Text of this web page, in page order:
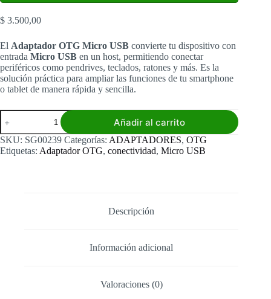
$ 3.500,00
El Adaptador OTG Micro USB convierte tu dispositivo con
entrada Micro USB en un host, permitiendo conectar
periféricos como pendrives, teclados, ratones y más. Es la
solución práctica para ampliar las funciones de tu smartphone
o tablet de manera rápida y sencilla.
Adaptador
OTG
Micro
USB
cantidad
Añadir al carrito
SKU: SG00239 Categorías: ADAPTADORES, OTG
Etiquetas: Adaptador OTG, conectividad, Micro USB
Descripción
Información adicional
Valoraciones (0)